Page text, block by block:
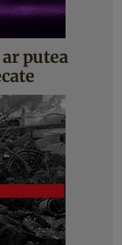
putea